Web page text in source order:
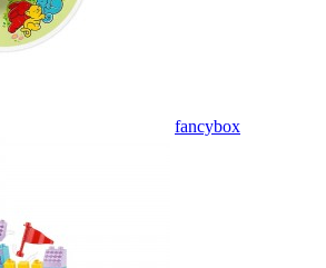
fancybox